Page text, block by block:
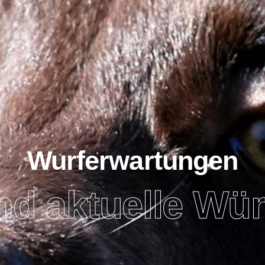
Wurferwartungen
aktuelle